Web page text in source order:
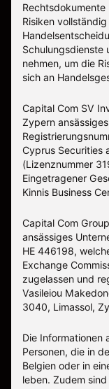
Risiken
Schulungsdienste
nehmen, um die
sich an
Capital Com SV
Zypern
Cyprus Securities
(Lizenznummer
Eingetragener
Kinnis Business
Capital Com
ansässiges
ΗΕ 446198,
Exchange
zugelassen und
Vasileiou
3040, Limassol,
Die Informationen
Personen, die in
Belgien oder in
leben. Zudem